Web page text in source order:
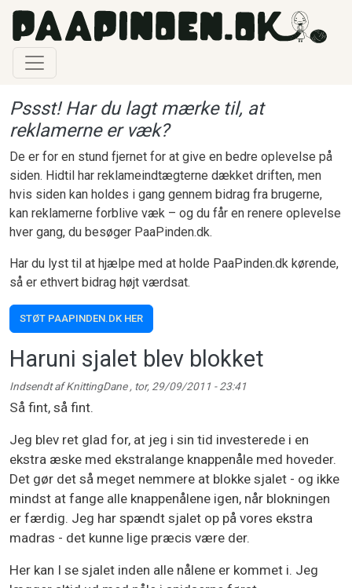
Gå til hovedindhold
Pssst! Har du lagt mærke til, at
reklamerne er væk?
De er for en stund fjernet for at give en bedre oplevelse på
siden. Hidtil har reklameindtægterne dækket driften, men
hvis siden kan holdes i gang gennem bidrag fra brugerne,
kan reklamerne forblive væk – og du får en renere oplevelse
hver gang, du besøger PaaPinden.dk.
Har du lyst til at hjælpe med at holde PaaPinden.dk kørende,
så er ethvert bidrag højt værdsat.
STØT PAAPINDEN.DK HER
Haruni sjalet blev blokket
Indsendt afKnittingDane , tor, 29/09/2011 - 23:41
Så fint, så fint.
Jeg blev ret glad for, at jeg i sin tid investerede i en
ekstra æske med ekstralange knappenåle med hoveder.
Det gør det så meget nemmere at blokke sjalet - og ikke
mindst at fange alle knappenålene igen, når blokningen
er færdig. Jeg har spændt sjalet op på vores ekstra
madras - det kunne lige præcis være der.
Her kan I se sjalet inden alle nålene er kommet i. Jeg